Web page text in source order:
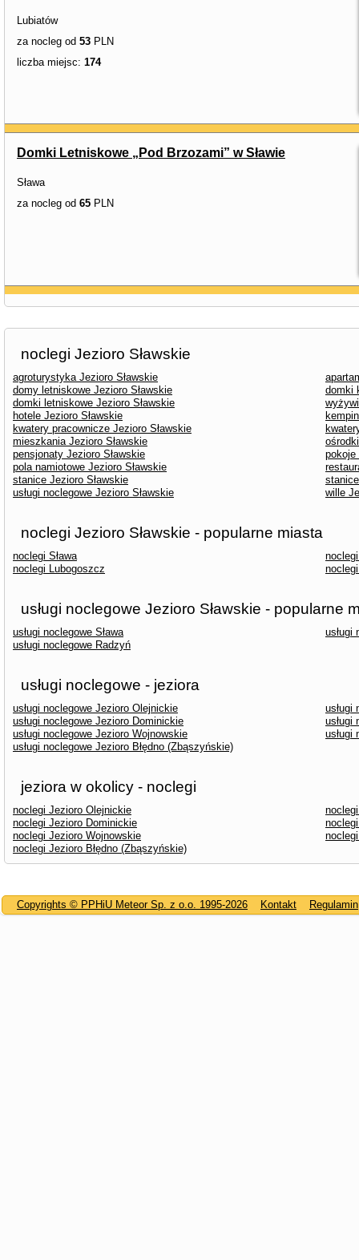
Lubiatów
za nocleg od 53 PLN
liczba miejsc: 174
Domki Letniskowe „Pod Brzozami” w Sławie
Sława
za nocleg od 65 PLN
noclegi Jezioro Sławskie
agroturystyka Jezioro Sławskie
domy letniskowe Jezioro Sławskie
domki
domki letniskowe Jezioro Sławskie
hotele Jezioro Sławskie
kwatery pracownicze Jezioro Sławskie
mieszkania Jezioro Sławskie
pensjonaty Jezioro Sławskie
pokoje
pola namiotowe Jezioro Sławskie
stanice Jezioro Sławskie
usługi noclegowe Jezioro Sławskie
wille
noclegi Jezioro Sławskie - popularne miasta
noclegi Sława
noclegi Lubogoszcz
usługi noclegowe Jezioro Sławskie - popularne
usługi noclegowe Sława
usługi
usługi noclegowe Radzyń
usługi noclegowe - jeziora
usługi noclegowe Jezioro Olejnickie
usługi
usługi noclegowe Jezioro Dominickie
usługi
usługi noclegowe Jezioro Wojnowskie
usługi
usługi noclegowe Jezioro Błędno (Zbąszyńskie)
jeziora w okolicy - noclegi
noclegi Jezioro Olejnickie
noclegi Jezioro Dominickie
noclegi Jezioro Wojnowskie
noclegi Jezioro Błędno (Zbąszyńskie)
Copyrights © PPHiU Meteor Sp. z o.o. 1995-2026 Kontakt Regulamin